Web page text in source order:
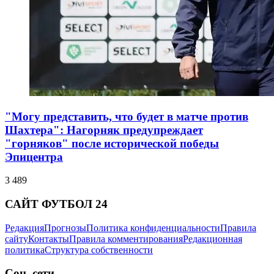
"Могу представить, что будет в матче против
Шахтера": Нагорняк предупреждает
"горняков" после исторической победы
Эпицентра
3 489
САЙТ ФУТБОЛ 24
РедакцияПрогнозыПолитика конфиденциальностиПравила
сайтуКонтактыПравила комментированияРедакционная
политикаСтруктура собственности